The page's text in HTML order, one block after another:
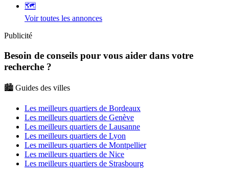
🗺️
Voir toutes les annonces
Publicité
Besoin de conseils pour vous aider dans votre
recherche ?
🏙️ Guides des villes
Les meilleurs quartiers de Bordeaux
Les meilleurs quartiers de Genève
Les meilleurs quartiers de Lausanne
Les meilleurs quartiers de Lyon
Les meilleurs quartiers de Montpellier
Les meilleurs quartiers de Nice
Les meilleurs quartiers de Strasbourg